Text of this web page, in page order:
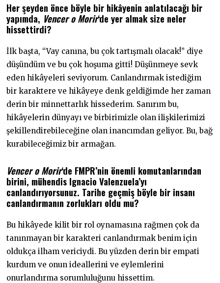
Her şeyden önce böyle bir hikâyenin anlatılacağı bir
yapımda, Vencer o Morir‘de yer almak size neler
hissettirdi?
İlk başta, “Vay canına, bu çok tartışmalı olacak!” diye
düşündüm ve bu çok hoşuma gitti! Düşünmeye sevk
eden hikâyeleri seviyorum. Canlandırmak istediğim
bir karaktere ve hikâyeye denk geldiğimde her zaman
derin bir minnettarlık hissederim. Sanırım bu,
hikâyelerin dünyayı ve birbirimizle olan ilişkilerimizi
şekillendirebileceğine olan inancımdan geliyor. Bu, bağ
kurabileceğimiz bir armağan.
Vencer o Morir‘de FMPR’nin önemli komutanlarından
birini, mühendis Ignacio Valenzuela’yı
canlandırıyorsunuz. Tarihe geçmiş böyle bir insanı
canlandırmanın zorlukları oldu mu?
Bu hikâyede kilit bir rol oynamasına rağmen çok da
tanınmayan bir karakteri canlandırmak benim için
oldukça ilham vericiydi. Bu yüzden derin bir empati
kurdum ve onun ideallerini ve eylemlerini
onurlandırma sorumluluğunu hissettim.